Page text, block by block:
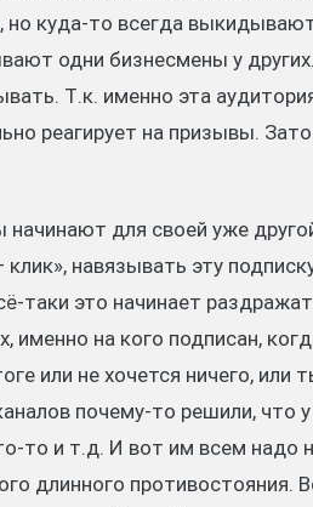
но куда-то всегда
одни бизнесмены у
Т.к. именно эта
реагирует на призывы.
для своей уже
навязывать эту
таки это начинает
именно на кого подписан,
или не хочется ничего,
почему-то решили, что
то и т.д. И вот им всем
длинного противостояния.